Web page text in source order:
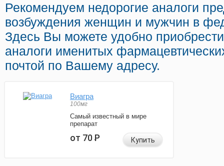
Рекомендуем недорогие аналоги
возбуждения женщин и мужчин в
Здесь Вы можете удобно
аналоги именитых
почтой по Вашему адресу.
Виагра
100мг
Самый известный в мире
препарат
от 70Р Купить